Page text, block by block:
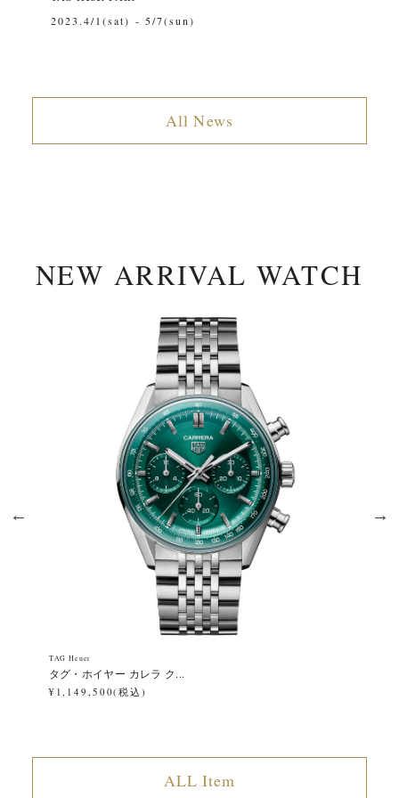
2023.4/1(sat) - 5/7(sun)
All News
NEW ARRIVAL WATCH
TAG Heuer
タグ・ホイヤー カレラ ク...
¥1,149,500(税込)
ALL Item